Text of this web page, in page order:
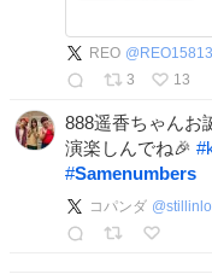
REO @
3
13
888遥香ちゃんお
演楽しんでね🎉 #
#Samenumbers
コパンダ @